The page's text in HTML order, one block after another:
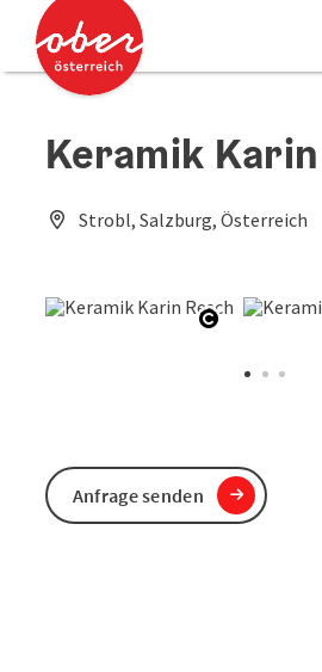
Zum Inhalt
Zum Seitenanfang
Keramik
Strobl, Salzburg, Österreich
Anfrage senden